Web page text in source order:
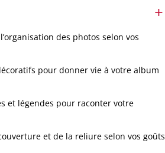
des photos selon vos
pour donner vie à votre album
et légendes pour raconter votre
et de la reliure selon vos goûts